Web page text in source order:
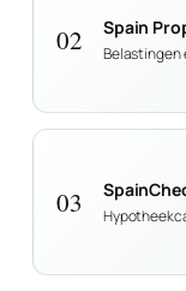
02 Spain
Belastingen
03